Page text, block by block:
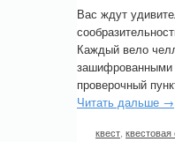
Вас ждут
Каждый вело
зашифрованными
проверочный
Читать дальше →
квест квестовая